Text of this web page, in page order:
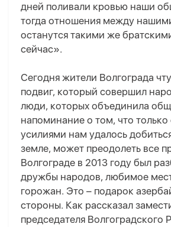
дней поливали кровью наши
тогда отношения между
останутся такими же
сейчас».
Сегодня жители Волгограда
подвиг, который совершил
люди, которых объединила
напоминание о том, что
усилиями нам удалось
земле, может преодолеть все
Волгограде в 2013 году был
дружбы народов, любимое
горожан. Это – подарок
стороны. Как рассказал
председателя Волгоградского